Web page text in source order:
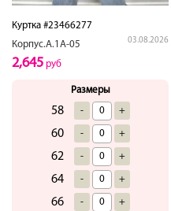
Куртка #23466277
Корпус.А.1А-05
03.08.2026
2,645 руб
Размеры
58 - +
60 - +
62 - +
64 - +
66 - +